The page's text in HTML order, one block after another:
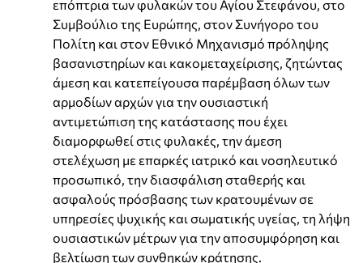
επόπτρια των φυλακών του Αγίου Στεφάνου, στο
Συμβούλιο της Ευρώπης, στον Συνήγορο του
Πολίτη και στον Εθνικό Μηχανισμό πρόληψης
βασανιστηρίων και κακομεταχείρισης, ζητώντας
άμεση και κατεπείγουσα παρέμβαση όλων των
αρμοδίων αρχών για την ουσιαστική
αντιμετώπιση της κατάστασης που έχει
διαμορφωθεί στις φυλακές, την άμεση
στελέχωση με επαρκές ιατρικό και νοσηλευτικό
προσωπικό, την διασφάλιση σταθερής και
ασφαλούς πρόσβασης των κρατουμένων σε
υπηρεσίες ψυχικής και σωματικής υγείας, τη λήψη
ουσιαστικών μέτρων για την αποσυμφόρηση και
βελτίωση των συνθηκών κράτησης.